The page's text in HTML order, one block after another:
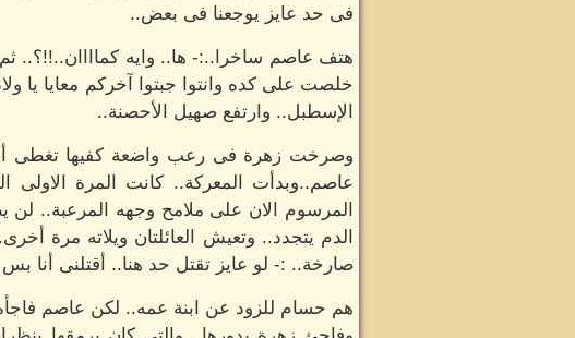
فى حد عايز يوجعنا فى بعض..
هتف عاصم ساخرا..:- ها.. وايه كماااان..!!؟..
خلصت على كده وانتوا جبتوا آخركم معايا يا
الإسطبل.. وارتفع صهيل الأحصنة..
وصرخت زهرة فى رعب واضعة كفيها تغطى
عاصم..وبدأت المعركة.. كانت المرة
المرسوم الان على ملامح وجهه المرعبة..
الدم يتجدد.. وتعيش العائلتان ويلاته مرة
صارخة.. :- لو عايز تقتل حد هنا.. أقتلنى أنا
هم حسام للزود عن ابنة عمه.. لكن عاصم